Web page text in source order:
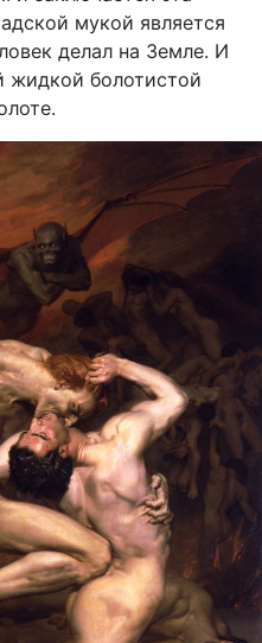
мукой является
делал на Земле. И
жидкой болотистой